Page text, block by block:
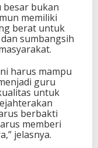
besar bukan
memiliki
berat untuk
sumbangsih
harus mampu
guru
untuk
berbakti
memberi
jelasnya.